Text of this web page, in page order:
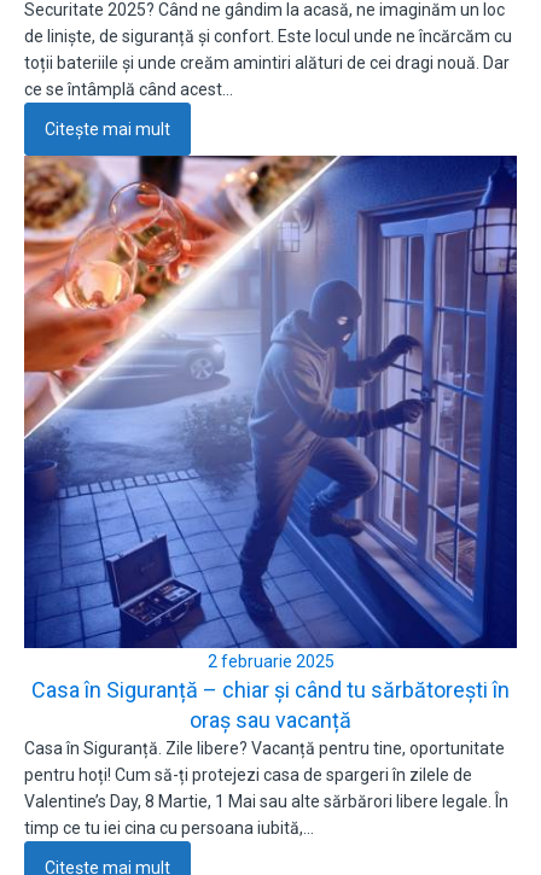
Securitate 2025? Când ne gândim la acasă, ne imaginăm un loc
de liniște, de siguranță și confort. Este locul unde ne încărcăm cu
toții bateriile și unde creăm amintiri alături de cei dragi nouă. Dar
ce se întâmplă când acest…
Citește mai mult
2 februarie 2025
Casa în Siguranță – chiar și când tu sărbătorești în
oraș sau vacanță
Casa în Siguranță. Zile libere? Vacanță pentru tine, oportunitate
pentru hoți! Cum să-ți protejezi casa de spargeri în zilele de
Valentine’s Day, 8 Martie, 1 Mai sau alte sărbărori libere legale. În
timp ce tu iei cina cu persoana iubită,…
Citește mai mult